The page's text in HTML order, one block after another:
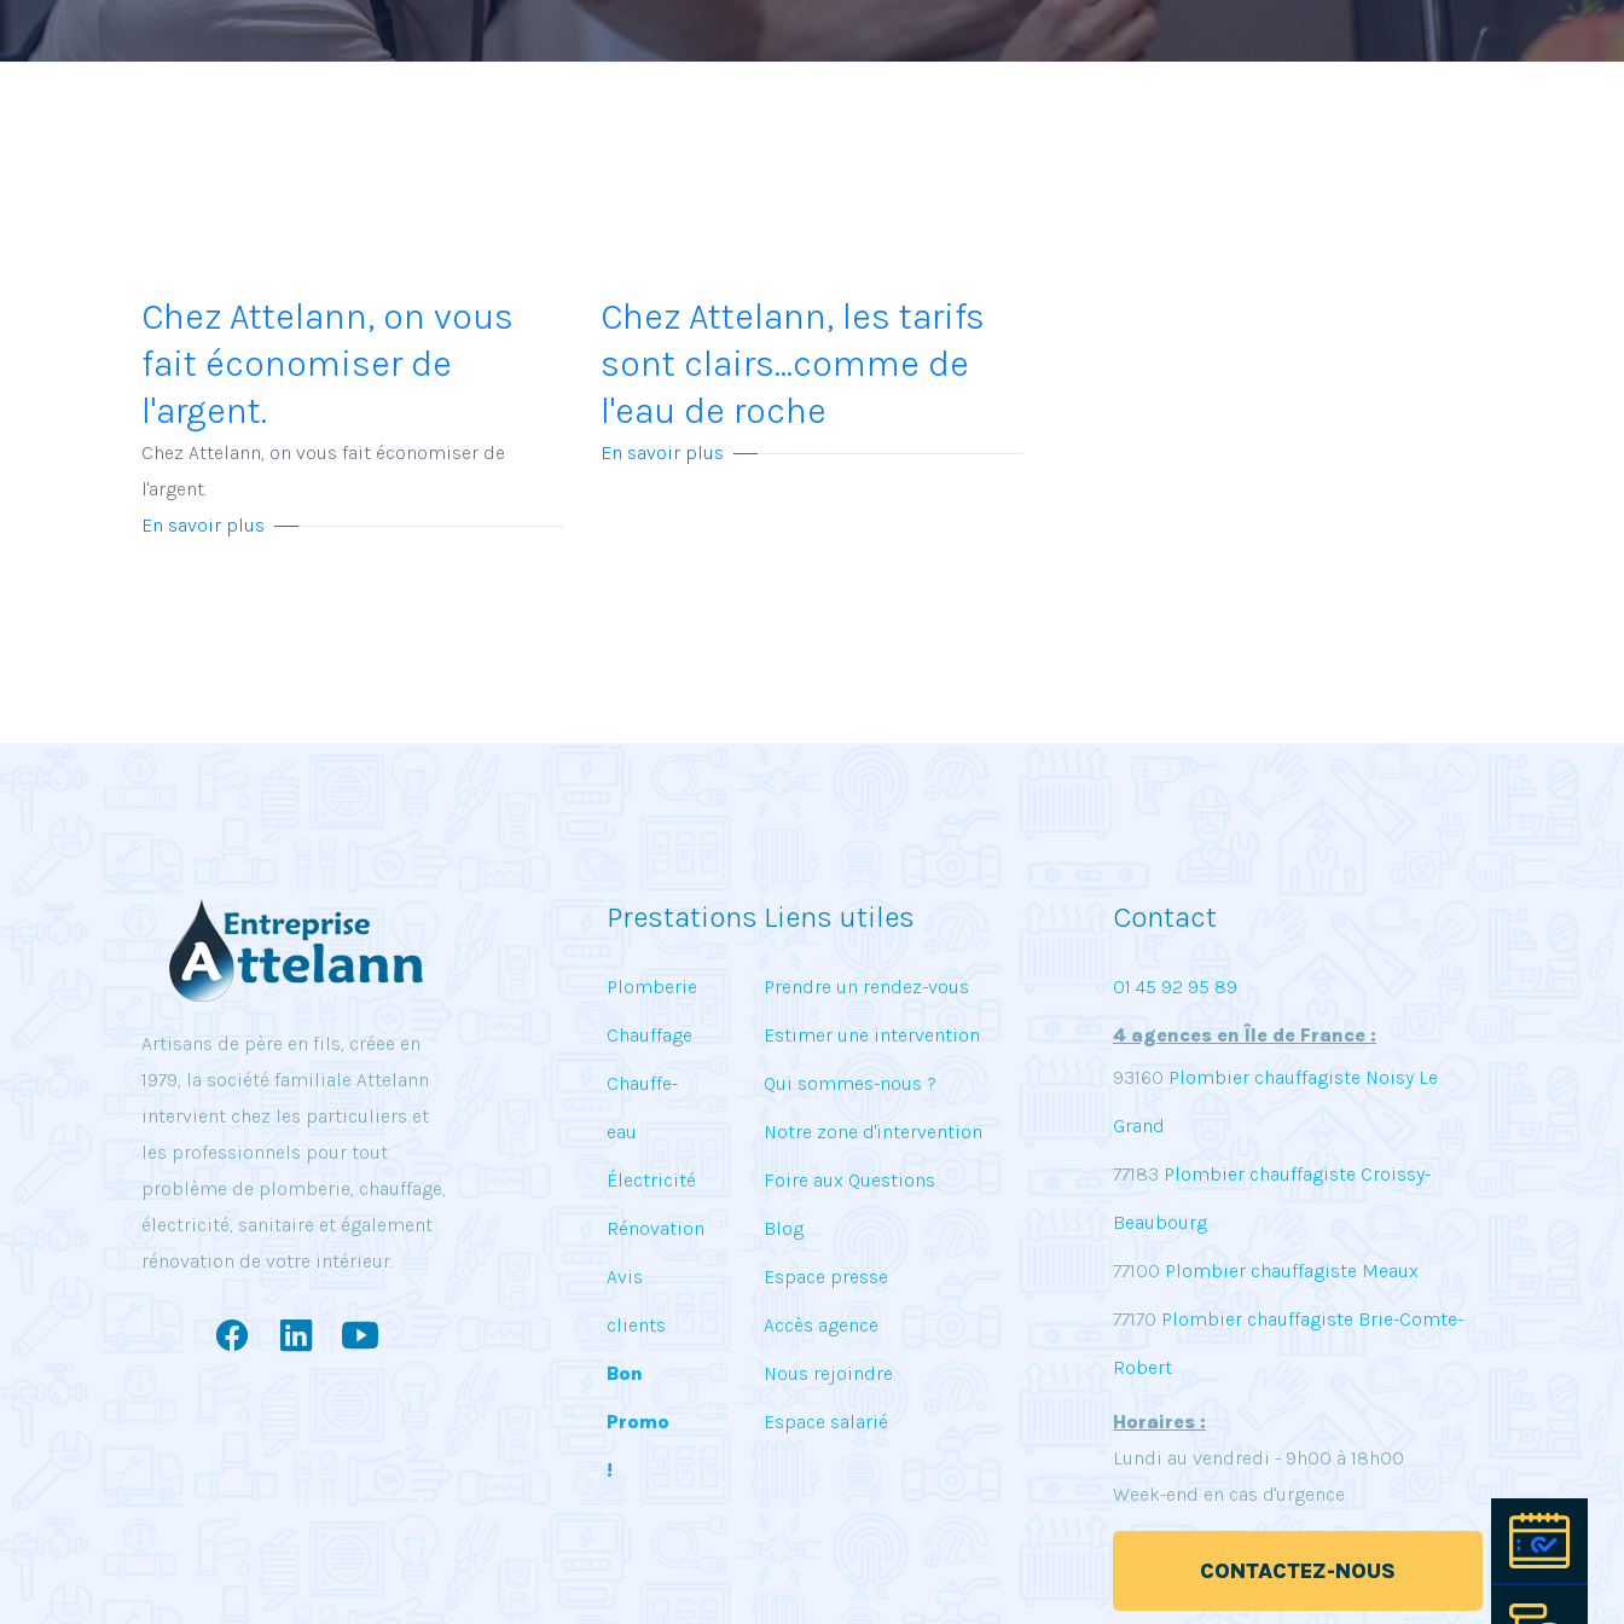
Chez Attelann, on vous
fait économiser de
l'argent.
Chez Attelann, on vous fait économiser de
l'argent.
En savoir plus
Chez Attelann, les tarifs
sont clairs...comme de
l'eau de roche
En savoir plus
Artisans de père en fils, créee en
1979, la société familiale Attelann
intervient chez les particuliers et
les professionnels pour tout
problème de plomberie, chauffage,
électricité, sanitaire et également
rénovation de votre intérieur.
Prestations
Plomberie
Chauffage
Chauffe-
eau
Électricité
Rénovation
Avis
clients
Bon
Promo
!
Liens utiles
Prendre un rendez-vous
Estimer une intervention
Qui sommes-nous ?
Notre zone d'intervention
Foire aux Questions
Blog
Espace presse
Accès agence
Nous rejoindre
Espace salarié
Contact
01 45 92 95 89
4 agences en Île de France :
93160 Plombier chauffagiste Noisy Le
Grand
77183 Plombier chauffagiste Croissy-
Beaubourg
77100 Plombier chauffagiste Meaux
77170 Plombier chauffagiste Brie-Comte-
Robert
Horaires :
Lundi au vendredi - 9h00 à 18h00
Week-end en cas d'urgence
CONTACTEZ-NOUS